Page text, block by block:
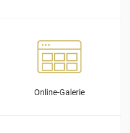
Online-Galerie